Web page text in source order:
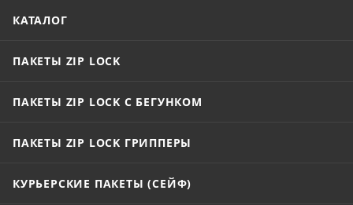
КАТАЛОГ
ПАКЕТЫ ZIP LOCK
ПАКЕТЫ ZIP LOCK С БЕГУНКОМ
ПАКЕТЫ ZIP LOCK ГРИППЕРЫ
КУРЬЕРСКИЕ ПАКЕТЫ (СЕЙФ)